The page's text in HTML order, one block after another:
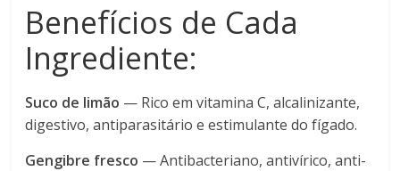
Benefícios de Cada
Ingrediente:
Suco de limão — Rico em vitamina C, alcalinizante,
digestivo, antiparasitário e estimulante do fígado.
Gengibre fresco — Antibacteriano, antivírico, anti-